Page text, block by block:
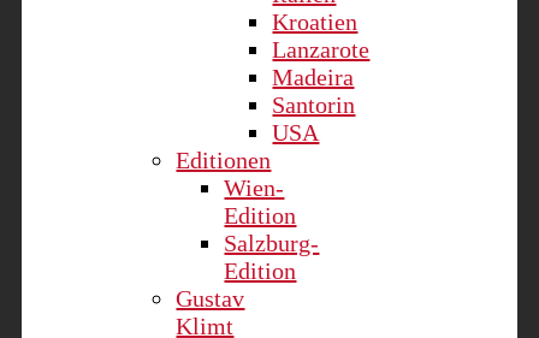
Kroatien
Lanzarote
Madeira
Santorin
USA
Editionen
Wien-
Edition
Salzburg-
Edition
Gustav
Klimt